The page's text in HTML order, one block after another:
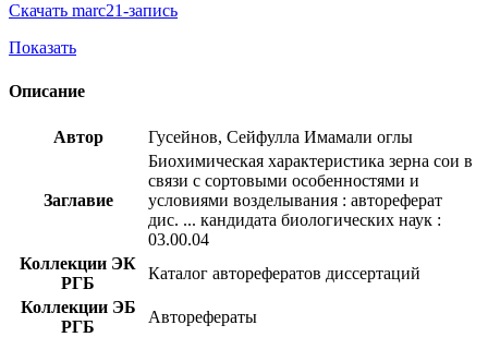
Скачать marc21-запись
Показать
Описание
Автор Гусейнов, Сейфулла Имамали оглы
Заглавие
Биохимическая характеристика зерна сои в
связи с сортовыми особенностями и
условиями возделывания : автореферат
дис. ... кандидата биологических наук :
03.00.04
Коллекции ЭК
РГБ
Каталог авторефератов диссертаций
Коллекции ЭБ
РГБ
Авторефераты